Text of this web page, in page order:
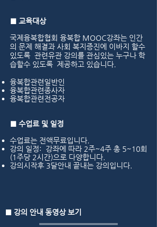
■ 교육대상
국제융복합협회 융복합 MOOC강좌는 인간
의 문제 해결과 사회 복지증진에 이바지 할수
있도록 관련유관 강의를 관심있는 누구나 학
습할수 있도록 제공하고 있습니다.
융복합관련일반인
융복합관련종사자
융복합관련전공자
■ 수업료 및 일정
수업료는 전액무료입니다.
강의 일정: 강좌에 따라 2주~4주 총 5~10회
(1주당 2시간)으로 다양합니다.
강의시작후 3달안내 끝내는 강의입니다.
■ 강의 안내 동영상 보기